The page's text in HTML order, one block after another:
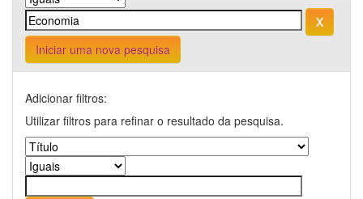
Iniciar uma nova pesquisa
Adicionar filtros:
Utilizar filtros para refinar o resultado da pesquisa.